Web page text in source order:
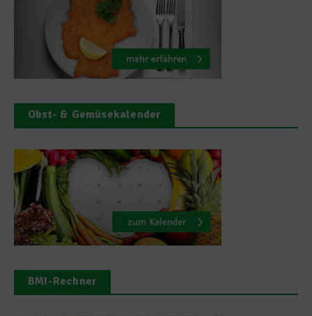
Obst- & Gemüsekalender
BMI-Rechner